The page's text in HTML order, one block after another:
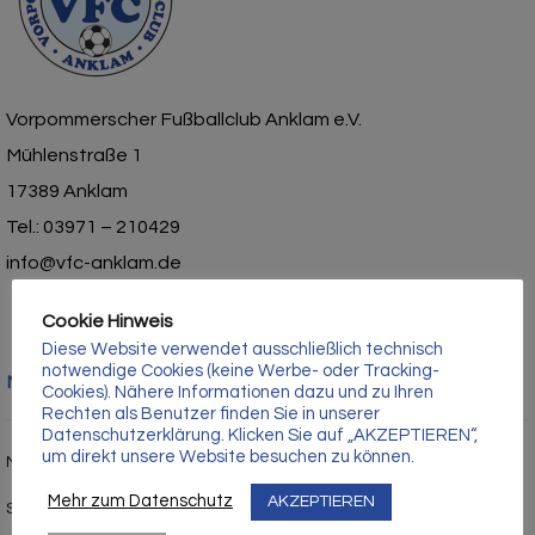
Vorpommerscher Fußballclub Anklam e.V.
Mühlenstraße 1
17389 Anklam
Tel.: 03971 – 210429
info@vfc-anklam.de
Nützliche Links
Mitgliedschaft
Sponsor werden
Cookie Hinweis
Diese Website verwendet ausschließlich technisch
notwendige Cookies (keine Werbe- oder Tracking-
Cookies). Nähere Informationen dazu und zu Ihren
Rechten als Benutzer finden Sie in unserer
Datenschutzerklärung. Klicken Sie auf „AKZEPTIEREN“,
um direkt unsere Website besuchen zu können.
Mehr zum Datenschutz AKZEPTIEREN